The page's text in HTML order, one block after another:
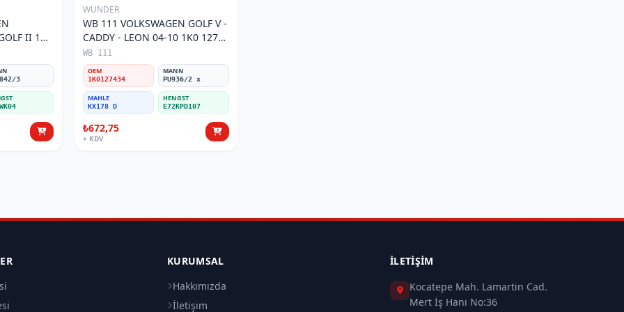
II 191
842/3
WUNDER
WB 111 VOLKSWAGEN GOLF V -
CADDY - LEON 04-10 1K0 127
434 Yakıt/Mazot Filtresi
WB 111
OEM
1K0127434
MANN
PU936/2 x
MAHLE
KX178 D
HENGST
E72KPD107
₺672,75
+ KDV
KURUMSAL
Hakkımızda
İletişim
İLETIŞIM
Kocatepe Mah. Lamartin Cad.
Mert İş Hanı No:36